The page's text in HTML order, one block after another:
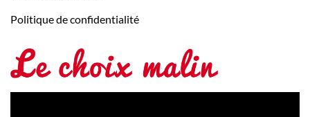
Politique de confidentialité